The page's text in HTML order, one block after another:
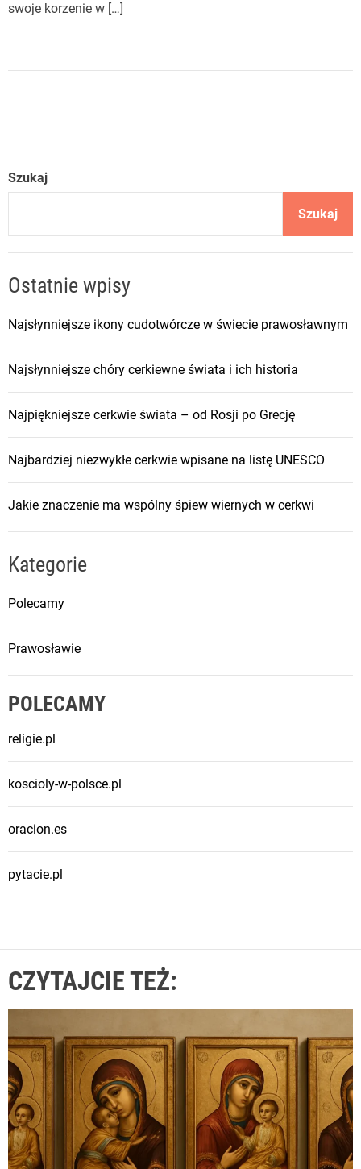
swoje korzenie w […]
Szukaj
Szukaj
Ostatnie wpisy
Najsłynniejsze ikony cudotwórcze w świecie prawosławnym
Najsłynniejsze chóry cerkiewne świata i ich historia
Najpiękniejsze cerkwie świata – od Rosji po Grecję
Najbardziej niezwykłe cerkwie wpisane na listę UNESCO
Jakie znaczenie ma wspólny śpiew wiernych w cerkwi
Kategorie
Polecamy
Prawosławie
POLECAMY
religie.pl
koscioly-w-polsce.pl
oracion.es
pytacie.pl
CZYTAJCIE TEŻ: